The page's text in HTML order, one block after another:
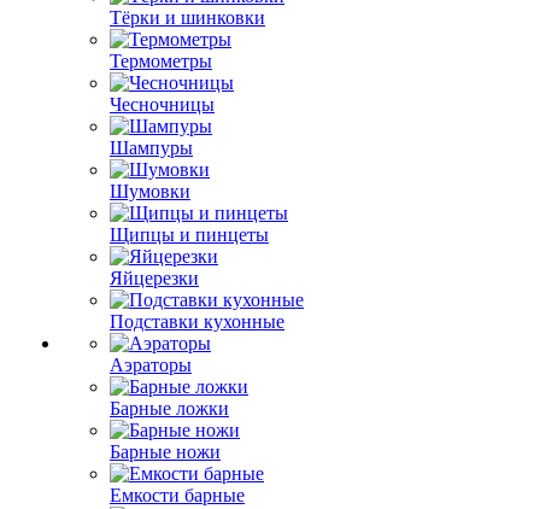
Тёрки и шинковки
Термометры
Чесночницы
Шампуры
Шумовки
Щипцы и пинцеты
Яйцерезки
Подставки кухонные
Аэраторы
Барные ложки
Барные ножи
Емкости барные